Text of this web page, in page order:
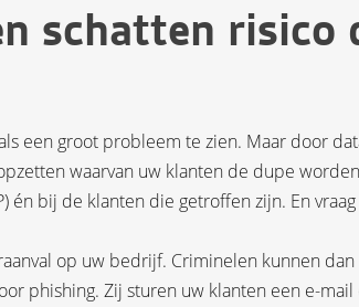
schatten risico
een groot probleem te zien. Maar door
waarvan uw klanten de dupe
én bij de klanten die getroffen zijn. En
op uw bedrijf. Criminelen kunnen
phishing. Zij sturen uw klanten een e-